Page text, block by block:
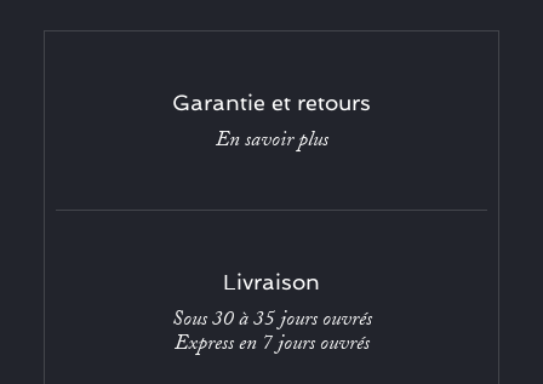
Garantie et retours
En savoir plus
Livraison
Sous 30 à 35 jours ouvrés
Express en 7 jours ouvrés